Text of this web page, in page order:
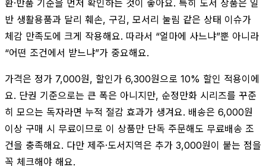
환·반품 기준을 먼저 확인하는 것이 좋아요. 특히 도서 상품은 일
반 생활용품과 달리 훼손, 구김, 모서리 눌림 같은 상태 이슈가
체감 만족도에 크게 작용해요. 따라서 “얼마에 사느냐”뿐 아니라
“어떤 조건에서 받느냐”가 중요해요.
가격은 정가 7,000원, 할인가 6,300원으로 10% 할인 적용이에
요. 단권 기준으로는 큰 폭은 아니지만, 순정만화 시리즈를 꾸준
히 모으는 독자라면 누적 절감 효과가 생겨요. 배송은 6,000원
이상 구매 시 무료이므로 이 상품만 단독 주문해도 무료배송 조
건을 충족해요. 다만 제주·도서지역은 추가 3,000원이 붙는 점을
꼭 체크해야 해요.